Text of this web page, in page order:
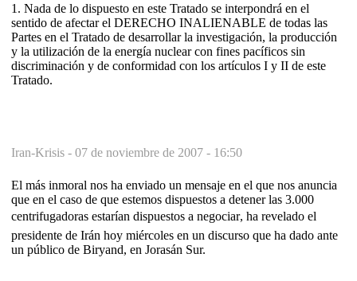
1. Nada de lo dispuesto en este Tratado se interpondrá en el
sentido de afectar el DERECHO INALIENABLE de todas las
Partes en el Tratado de desarrollar la investigación, la producción
y la utilización de la energía nuclear con fines pacíficos sin
discriminación y de conformidad con los artículos I y II de este
Tratado.
Iran-Krisis - 07 de noviembre de 2007 - 16:50
El más inmoral nos ha enviado un mensaje en el que nos anuncia
que en el caso de que estemos dispuestos a detener las 3.000
centrifugadoras estarían dispuestos a negociar, ha revelado el
presidente de Irán hoy miércoles en un discurso que ha dado ante
un público de Biryand, en Jorasán Sur.